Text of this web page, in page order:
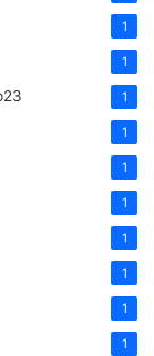
1
1
1
1
1
1
1
1
1
1